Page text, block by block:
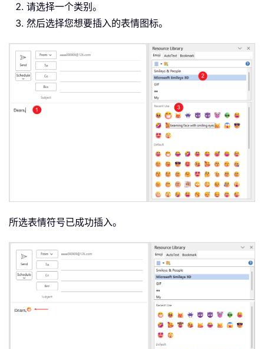
请选择一个类别。
然后选择您想要插入的表情图标。
所选表情符号已成功插入。